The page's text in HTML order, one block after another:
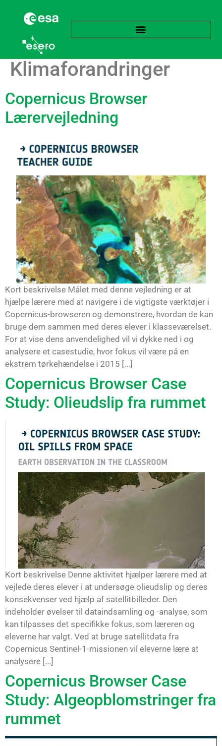
Tag:
Klimaforandringer
Copernicus Browser
Lærervejledning
Kort beskrivelse Målet med denne vejledning er at
hjælpe lærere med at navigere i de vigtigste værktøjer i
Copernicus-browseren og demonstrere, hvordan de kan
bruge dem sammen med deres elever i klasseværelset.
For at vise dens anvendelighed vil vi dykke ned i og
analysere et casestudie, hvor fokus vil være på en
ekstrem tørkehændelse i 2015 [...]
Copernicus Browser Case
Study: Olieudslip fra rummet
Kort beskrivelse Denne aktivitet hjælper lærere med at
vejlede deres elever i at undersøge olieudslip og deres
konsekvenser ved hjælp af satellitbilleder. Den
indeholder øvelser til dataindsamling og -analyse, som
kan tilpasses det specifikke fokus, som læreren og
eleverne har valgt. Ved at bruge satellitdata fra
Copernicus Sentinel-1-missionen vil eleverne lære at
analysere [...]
Copernicus Browser Case
Study: Algeopblomstringer fra
rummet